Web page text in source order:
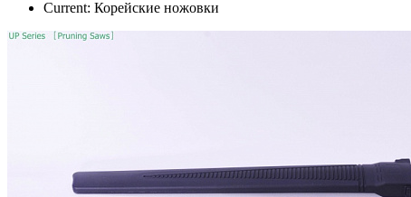
Current: Корейские ножовки